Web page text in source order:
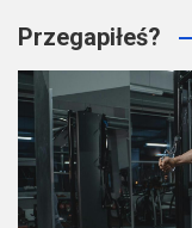
Przegapiłeś?